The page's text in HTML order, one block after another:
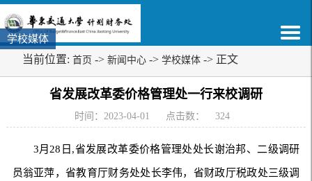
学校媒体
当前位置: 首页 -> 新闻中心 -> 学校媒体 -> 正文
省发展改革委价格管理处一行来校调研
时间：2023-04-01 点击数： 324
3月28日,省发展改革委价格管理处处长谢治邦、二级调研
员翁亚萍，省教育厅财务处处长李伟，省财政厅税政处三级调